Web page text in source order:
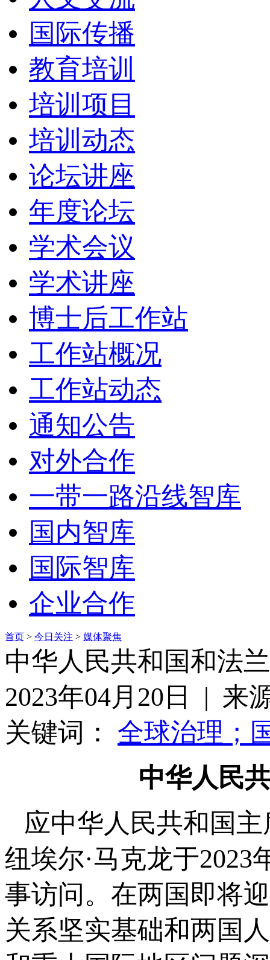
国际传播
教育培训
培训项目
培训动态
论坛讲座
年度论坛
学术会议
学术讲座
博士后工作站
工作站概况
工作站动态
通知公告
对外合作
一带一路沿线智库
国内智库
国际智库
企业合作
首页 > 今日关注 > 媒体聚焦
中华人民共和国和法
2023年04月20日 | 来
关键词： 全球治理；
中华人民
应中华人民共和国
纽埃尔·马克龙于2023
事访问。在两国即将
关系坚实基础和两国